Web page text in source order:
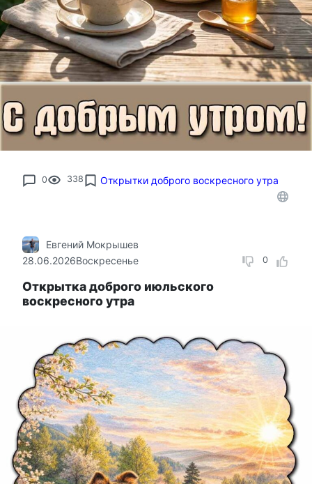
0 338 Открытки доброго воскресного утра
0
Евгений Мокрышев
28.06.2026Воскресенье
Открытка доброго июльского
воскресного утра